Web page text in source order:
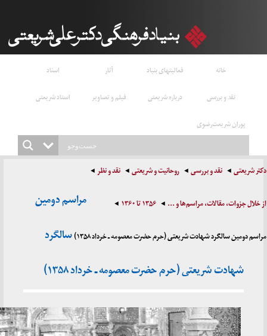
فعالیتهای بنیاد
نقد و بررسی
درباره شریعتی فیلم و تصاویر
استاد شریعتی
پوران شریعت‌رضوی
نقد و بررسی روحانیت و شریعتی نقد و نظر
جزوات، مقالات، مراسم‌ها و ... ۱۳۵۶ تا ۱۳۶۰
سالگرد شهادت شریعتی (حرم حضرت معصومه ـ خرداد ۱۳۵۸)
مراسم دومین
سالگرد
شهادت شریعتی (حرم حضرت معصومه ـ خرداد ۱۳۵۸)